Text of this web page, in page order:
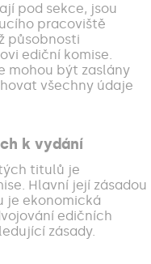
pod sekce, jsou
pracoviště
působnosti
ediční komise.
mohou být zaslány
všechny údaje
k vydání
titulů je
Hlavní její zásadou
je ekonomická
edičních
zásady.